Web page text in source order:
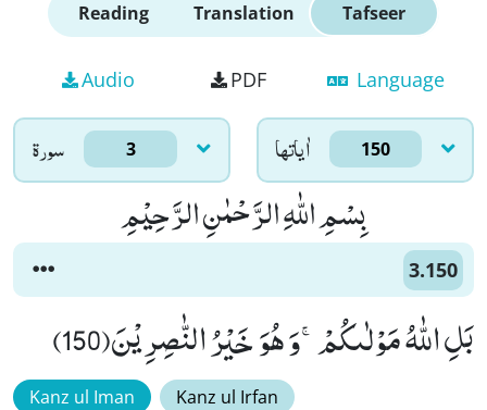
Reading Translation Tafseer
Audio PDF Language
سورۃ 3 اٰياتها 150
بِسْمِ اللّٰهِ الرَّحْمٰنِ الرَّحِیْمِ
3.150
بَلِ اللّٰهُ مَوْلٰىكُمْۚ-وَ هُوَ خَیْرُ النّٰصِرِیْنَ(150)
Kanz ul Iman Kanz ul Irfan